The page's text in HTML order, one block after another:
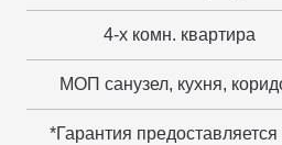
4-х комн. квартира
МОП санузел, кухня,
*Гарантия